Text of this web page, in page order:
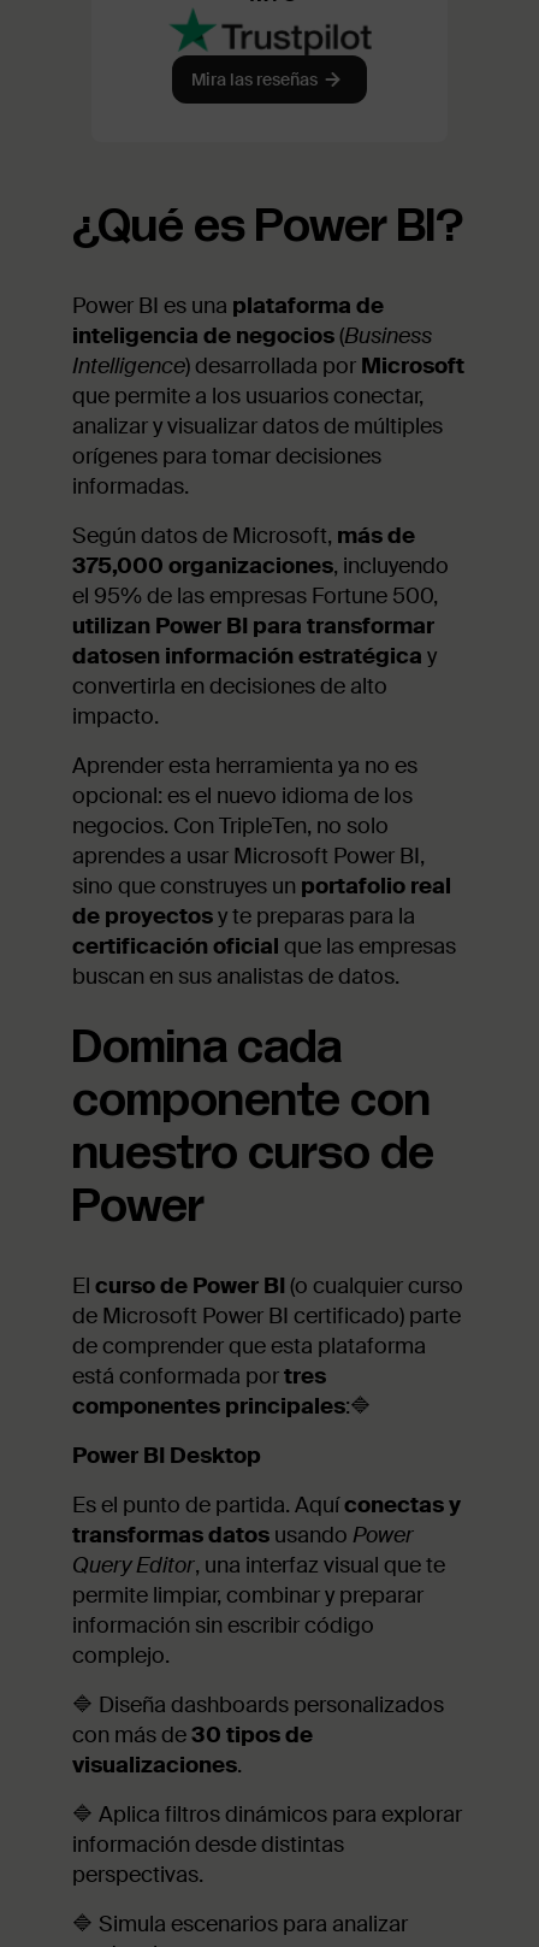
Mira las reseñas
¿Qué es Power BI ?
Power BI es una plataforma de
inteligencia de negocios(Business
Intelligence) desarrollada por Microsoft
que permite a los usuarios conectar,
analizar y visualizar datos de múltiples
orígenes para tomar decisiones
informadas.
Según datos de Microsoft, más de
375,000 organizaciones, incluyendo
el 95% de las empresas Fortune 500,
utilizan Power BI para transformar
datosen información estratégica y
convertirla en decisiones de alto
impacto.
Aprender esta herramienta ya no es
opcional: es el nuevo idioma de los
negocios. Con TripleTen, no solo
aprendes a usar Microsoft Power BI,
sino que construyes un portafolio real
de proyectosy te preparas para la
certificación oficial que las empresas
buscan en sus analistas de datos.
Domina cada
componente con
nuestro curso de
Power
El curso de Power BI (o cualquier curso
de Microsoft Power BI certificado) parte
de comprender que esta plataforma
está conformada portres
componentes principales:🔷
Power BI Desktop
Es el punto de partida. Aquíconectas y
transformas datos usando Power
Query Editor, una interfaz visual que te
permite limpiar, combinar y preparar
información sin escribir código
complejo.
🔷 Diseña dashboards personalizados
con más de30 tipos de
visualizaciones.
🔷 Aplica filtros dinámicos para explorar
información desde distintas
perspectivas.
🔷 Simula escenarios para analizar